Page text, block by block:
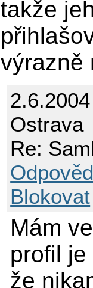
takže
výrazně
Ostrava
Re:
Blokovat
Mám
profil
že